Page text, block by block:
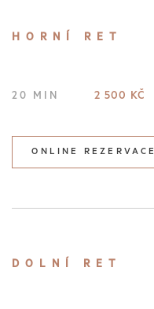
HORNÍ RET
20 MIN 2 500 KČ
ONLINE REZERVACE
DOLNÍ RET